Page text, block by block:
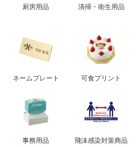
厨房用品 清掃・衛生用品
ネームプレート 可食プリント
事務用品 飛沫感染対策商品